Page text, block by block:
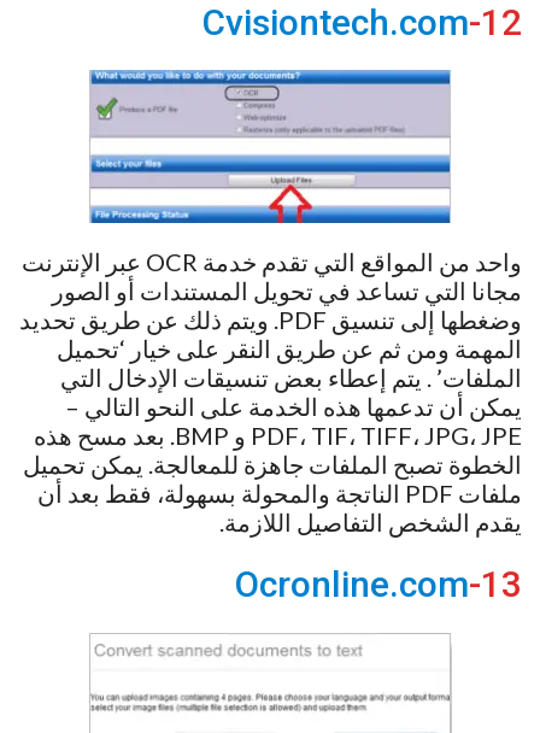
12-
Cvisiontech.com
واحد من المواقع التي تقدم خدمة OCR عبر الإنترنت
مجانا التي تساعد في تحويل المستندات أو الصور
وضغطها إلى تنسيق PDF. ويتم ذلك عن طريق تحديد
المهمة ومن ثم عن طريق النقر على خيار ‘تحميل
الملفات’ . يتم إعطاء بعض تنسيقات الإدخال التي
يمكن أن تدعمها هذه الخدمة على النحو التالي –
PDF، TIF، TIFF، JPG، JPE و BMP. بعد مسح هذه
الخطوة تصبح الملفات جاهزة للمعالجة. يمكن تحميل
ملفات PDF الناتجة والمحولة بسهولة، فقط بعد أن
يقدم الشخص التفاصيل اللازمة.
13-
Ocronline.com